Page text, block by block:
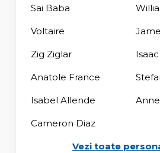
Sai Baba
Voltaire
Zig Ziglar
Anatole France
Isabel Allende
Cameron Diaz
Vezi toate